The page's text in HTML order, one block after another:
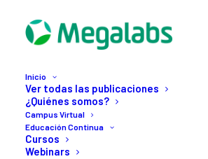
Inicio
Ver todas las publicaciones
¿Quiénes somos?
Campus Virtual
Educación Continua
Cursos
Webinars